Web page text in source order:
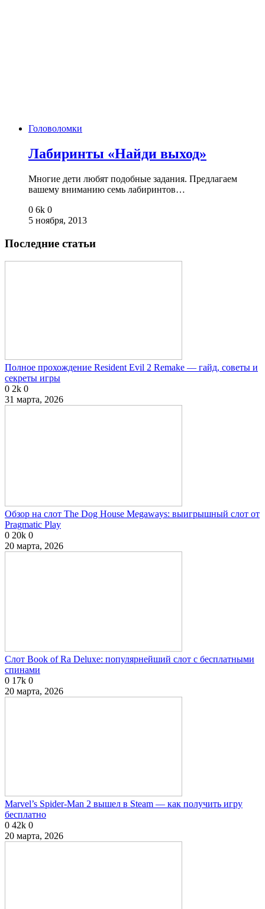
Головоломки
Лабиринты «Найди выход»
Многие дети любят подобные задания. Предлагаем
вашему вниманию семь лабиринтов…
0 6k 0
5 ноября, 2013
Последние статьи
Полное прохождение Resident Evil 2 Remake — гайд, советы и
секреты игры
0 2k 0
31 марта, 2026
Обзор на слот The Dog House Megaways: выигрышный слот от
Pragmatic Play
0 20k 0
20 марта, 2026
Слот Book of Ra Deluxe: популярнейший слот с бесплатными
спинами
0 17k 0
20 марта, 2026
Marvel’s Spider-Man 2 вышел в Steam — как получить игру
бесплатно
0 42k 0
20 марта, 2026